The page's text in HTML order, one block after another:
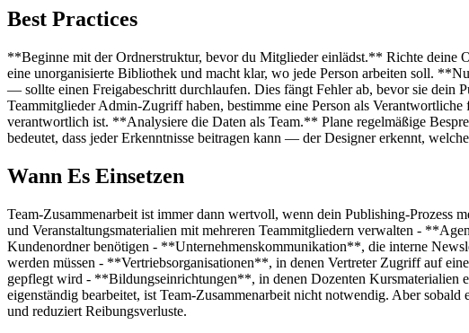
Best Practices
**Beginne mit der Ordnerstruktur, bevor du Mitglieder einlädst.** Richte deine
eine unorganisierte Bibliothek und macht klar, wo jede Person arbeiten soll.
— sollte einen Freigabeschritt durchlaufen. Dies fängt Fehler ab, bevor sie
Teammitglieder Admin-Zugriff haben, bestimme eine Person als
verantwortlich ist. **Analysiere die Daten als Team.** Plane regelmäßige
bedeutet, dass jeder Erkenntnisse beitragen kann — der Designer erkennt,
Wann Es Einsetzen
Team-Zusammenarbeit ist immer dann wertvoll, wenn dein Publishing-
und Veranstaltungsmaterialien mit mehreren Teammitgliedern verwalten -
Kundenordner benötigen - **Unternehmenskommunikation**, die interne
werden müssen - **Vertriebsorganisationen**, in denen Vertreter Zugriff auf
gepflegt wird - **Bildungseinrichtungen**, in denen Dozenten Kursmaterialien
eigenständig bearbeitet, ist Team-Zusammenarbeit nicht notwendig. Aber
und reduziert Reibungsverluste.